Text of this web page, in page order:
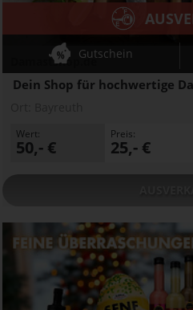
Damastshop.de
Dein Shop für hochwertige
Gutschein
Wert:
50,- €
Preis:
25,- €